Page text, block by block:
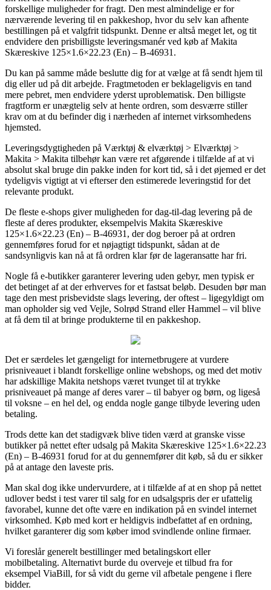
forskellige muligheder for fragt. Den mest almindelige er for
nærværende levering til en pakkeshop, hvor du selv kan afhente
bestillingen på et valgfrit tidspunkt. Denne er altså meget let, og tit
endvidere den prisbilligste leveringsmanér ved køb af Makita
Skæreskive 125×1.6×22.23 (En) – B-46931.
Du kan på samme måde beslutte dig for at vælge at få sendt hjem til
dig eller ud på dit arbejde. Fragtmetoden er beklageligvis en tand
mere pebret, men endvidere yderst uproblematisk. Den billigste
fragtform er unægtelig selv at hente ordren, som desværre stiller
krav om at du befinder dig i nærheden af internet virksomhedens
hjemsted.
Leveringsdygtigheden på Værktøj & elværktøj > Elværktøj >
Makita > Makita tilbehør kan være ret afgørende i tilfælde af at vi
absolut skal bruge din pakke inden for kort tid, så i det øjemed er det
tydeligvis vigtigt at vi efterser den estimerede leveringstid for det
relevante produkt.
De fleste e-shops giver muligheden for dag-til-dag levering på de
fleste af deres produkter, eksempelvis Makita Skæreskive
125×1.6×22.23 (En) – B-46931, der dog beroer på at ordren
gennemføres forud for et nøjagtigt tidspunkt, sådan at de
sandsynligvis kan nå at få ordren klar før de lageransatte har fri.
Nogle få e-butikker garanterer levering uden gebyr, men typisk er
det betinget af at der erhverves for et fastsat beløb. Desuden bør man
tage den mest prisbevidste slags levering, der oftest – ligegyldigt om
man opholder sig ved Vejle, Solrød Strand eller Hammel – vil blive
at få dem til at bringe produkterne til en pakkeshop.
Det er særdeles let gængeligt for internetbrugere at vurdere
prisniveauet i blandt forskellige online webshops, og med det motiv
har adskillige Makita netshops været tvunget til at trykke
prisniveauet på mange af deres varer – til babyer og børn, og ligeså
til voksne – en hel del, og endda nogle gange tilbyde levering uden
betaling.
Trods dette kan det stadigvæk blive tiden værd at granske visse
butikker på nettet efter udsalg på Makita Skæreskive 125×1.6×22.23
(En) – B-46931 forud for at du gennemfører dit køb, så du er sikker
på at antage den laveste pris.
Man skal dog ikke undervurdere, at i tilfælde af at en shop på nettet
udlover bedst i test varer til salg for en udsalgspris der er ufattelig
favorabel, kunne det ofte være en indikation på en svindel internet
virksomhed. Køb med kort er heldigvis indbefattet af en ordning,
hvilket garanterer dig som køber imod svindlende online firmaer.
Vi foreslår generelt bestillinger med betalingskort eller
mobilbetaling. Alternativt burde du overveje et tilbud fra for
eksempel ViaBill, for så vidt du gerne vil afbetale pengene i flere
bidder.